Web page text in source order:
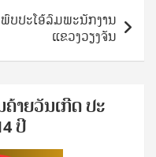
ບປະໂອ້ລົມພະນັກງານ
ແຂວງວຽງຈັນ
າຍ​ວັນ​ເກີດ ປ​ະ​
ປີ